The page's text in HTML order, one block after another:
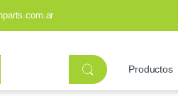
Productos